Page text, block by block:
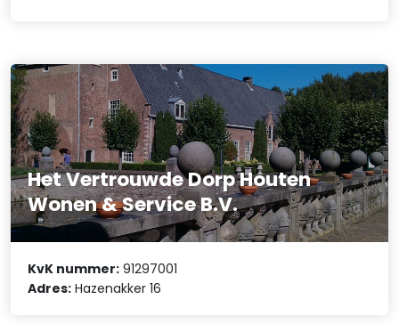
Het Vertrouwde Dorp Houten
Wonen & Service B.V.
KvK nummer: 91297001
Adres: Hazenakker 16